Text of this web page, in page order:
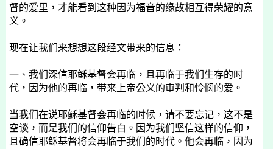
督的爱里，才能看到这种因为福音的缘故相互得荣耀的意
义。
现在让我们来想想这段经文带来的信息：
一、我们深信耶稣基督会再临，且再临于我们生存的时
代，因为他的再临，带来上帝公义的审判和怜悯的爱。
当我们在说耶稣基督会再临的时候，请不要忘记，这不是
空谈，而是我们的信仰告白。因为我们坚信这样的信仰，
且确信耶稣基督将会再临于我们的时代。他会再临，因为